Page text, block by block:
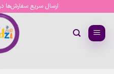
content
ارسال سریع سفارش‌ها